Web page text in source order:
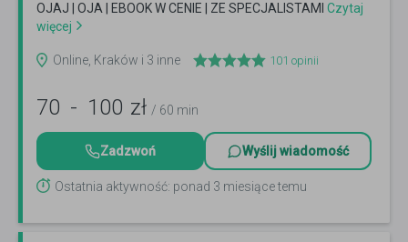
OJAJ | OJA | EBOOK W CENIE | ZE SPECJALISTAMI Czytaj
więcej
Online, Kraków i 3 inne 101 opinii
70 - 100 zł / 60 min
Zadzwoń Wyślij wiadomość
Ostatnia aktywność: ponad 3 miesiące temu